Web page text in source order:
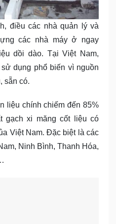
điều các nhà quản lý và
các nhà máy ở ngay
dồi dào. Tại Việt Nam,
dụng phổ biến vì nguồn
sẵn có.
liệu chính chiếm đến 85%
gạch xi măng cốt liệu có
Việt Nam. Đặc biệt là các
Ninh Bình, Thanh Hóa,